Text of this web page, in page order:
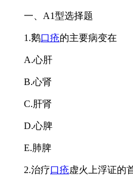
一、A1型选择题
1.鹅口疮的主要病变在
A.心肝
B.心肾
C.肝肾
D.心脾
E.肺脾
2.治疗口疮虚火上浮证的